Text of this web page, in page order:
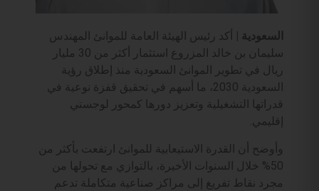
السعودية |
أكد رئيس الهيئة العامة للموانئ المهندس
سليمان بن خالد المزروع استثمار أكثر من 30 مليار
ريال في تطوير الموانئ السعودية منذ إطلاق رؤية
السعودية 2030، ما أسهم في تحقيق قفزة نوعية في
قدراتها التشغيلية وتعزيز دورها كمحور لوجستي
إقليمي.
وأوضح أن القدرة الاستيعابية للموانئ ارتفعت بأكثر من
50% خلال السنوات الأخيرة، بالتوازي مع تحولها من
مجرد نقاط تفريغ إلى مراكز صناعية متكاملة تدعم